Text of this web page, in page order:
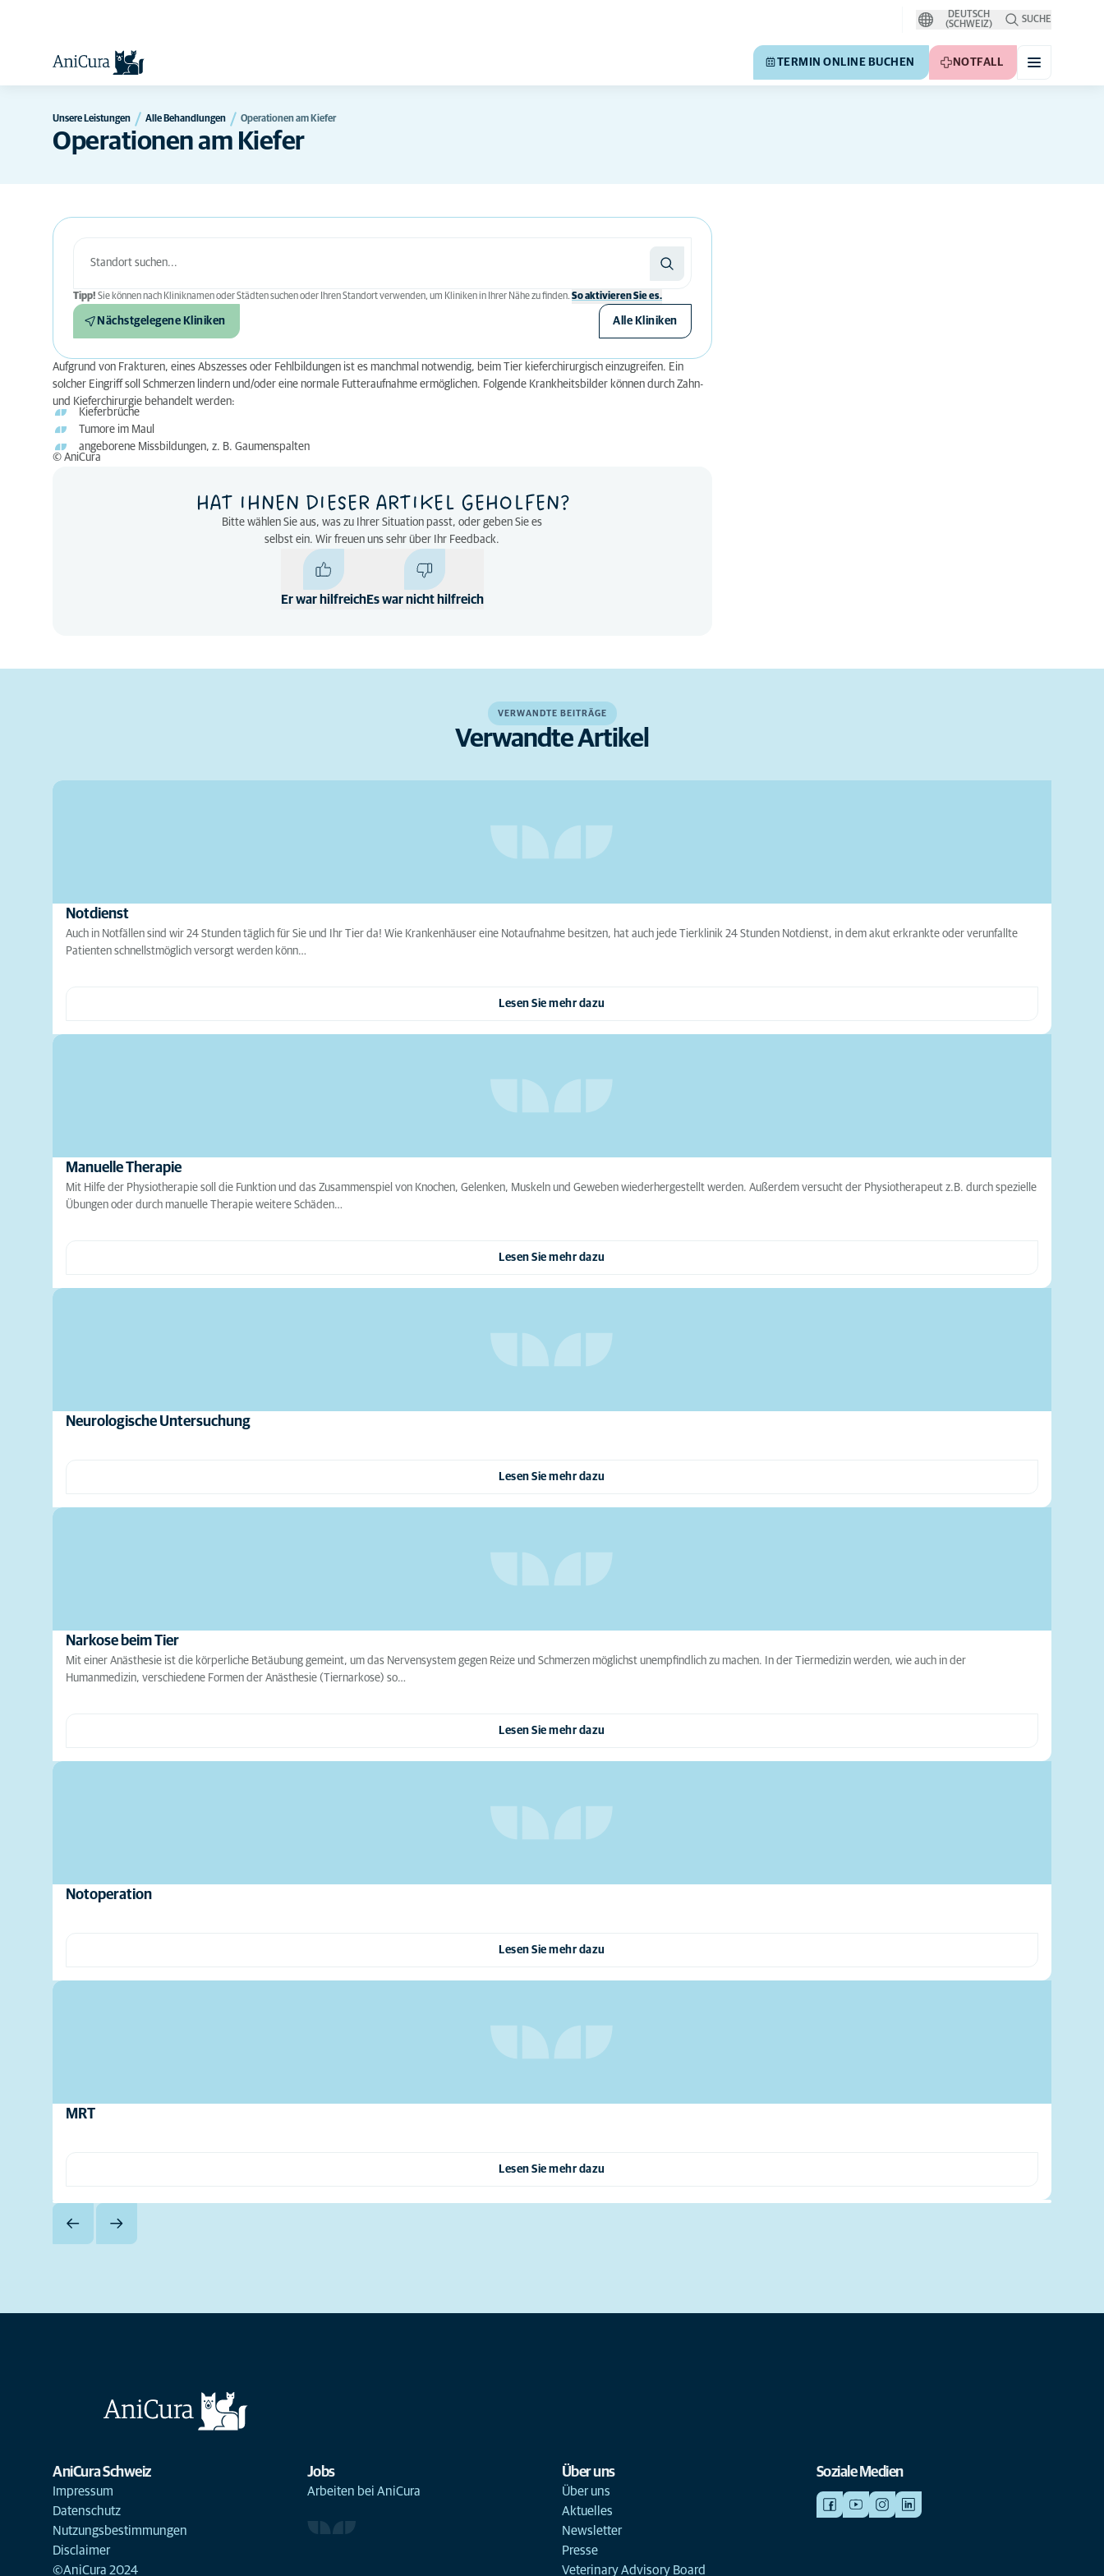
DEUTSCH
(SCHWEIZ)
SUCHE
TERMIN ONLINE BUCHEN NOTFALL
Unsere Leistungen Alle Behandlungen Operationen am Kiefer
Operationen am Kiefer
Tipp! Sie können nach Kliniknamen oder Städten suchen oder Ihren Standort verwenden, um Kliniken in Ihrer Nähe zu finden. So aktivieren Sie es.
Nächstgelegene Kliniken Alle Kliniken
Aufgrund von Frakturen, eines Abszesses oder Fehlbildungen ist es manchmal notwendig, beim Tier kieferchirurgisch einzugreifen. Ein
solcher Eingriff soll Schmerzen lindern und/oder eine normale Futteraufnahme ermöglichen. Folgende Krankheitsbilder können durch Zahn-
und Kieferchirurgie behandelt werden:
Kieferbrüche
Tumore im Maul
angeborene Missbildungen, z. B. Gaumenspalten
© AniCura
HAT IHNEN DIESER ARTIKEL GEHOLFEN?
Bitte wählen Sie aus, was zu Ihrer Situation passt, oder geben Sie es
selbst ein. Wir freuen uns sehr über Ihr Feedback.
Er war hilfreichEs war nicht hilfreich
VERWANDTE BEITRÄGE
Verwandte Artikel
Notdienst
Auch in Notfällen sind wir 24 Stunden täglich für Sie und Ihr Tier da! Wie Krankenhäuser eine Notaufnahme besitzen, hat auch jede Tierklinik 24 Stunden Notdienst, in dem akut erkrankte oder verunfallte
Patienten schnellstmöglich versorgt werden könn…
Lesen Sie mehr dazu
Manuelle Therapie
Mit Hilfe der Physiotherapie soll die Funktion und das Zusammenspiel von Knochen, Gelenken, Muskeln und Geweben wiederhergestellt werden. Außerdem versucht der Physiotherapeut z.B. durch spezielle
Übungen oder durch manuelle Therapie weitere Schäden…
Lesen Sie mehr dazu
Neurologische Untersuchung
Lesen Sie mehr dazu
Narkose beim Tier
Mit einer Anästhesie ist die körperliche Betäubung gemeint, um das Nervensystem gegen Reize und Schmerzen möglichst unempfindlich zu machen. In der Tiermedizin werden, wie auch in der
Humanmedizin, verschiedene Formen der Anästhesie (Tiernarkose) so…
Lesen Sie mehr dazu
Notoperation
Lesen Sie mehr dazu
MRT
Lesen Sie mehr dazu
AniCura Schweiz
Impressum
Datenschutz
Nutzungsbestimmungen
Disclaimer
©AniCura 2024
Jobs
Arbeiten bei AniCura
Über uns
Über uns
Aktuelles
Newsletter
Presse
Veterinary Advisory Board
Soziale Medien